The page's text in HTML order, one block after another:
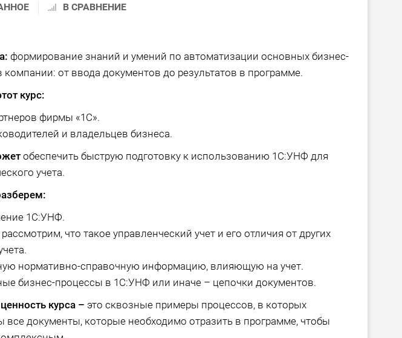
В СРАВНЕНИЕ
формирование знаний и умений по автоматизации основных бизнес-
компании: от ввода документов до результатов в программе.
курс:
фирмы «1С».
и владельцев бизнеса.
обеспечить быструю подготовку к использованию 1С:УНФ для
учета.
1С:УНФ.
что такое управленческий учет и его отличия от других
нормативно-справочную информацию, влияющую на учет.
бизнес-процессы в 1С:УНФ или иначе – цепочки документов.
курса – это сквозные примеры процессов, в которых
все документы, которые необходимо отразить в программе, чтобы